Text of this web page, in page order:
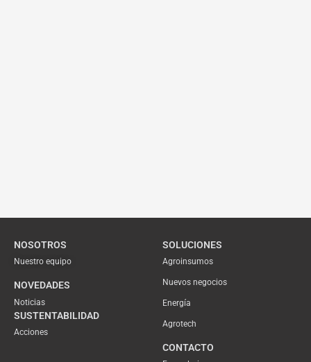
NOSOTROS
Nuestro equipo
NOVEDADES
Noticias
SUSTENTABILIDAD
Acciones
SOLUCIONES
Agroinsumos
Nuevos negocios
Energía
Agrotech
CONTACTO